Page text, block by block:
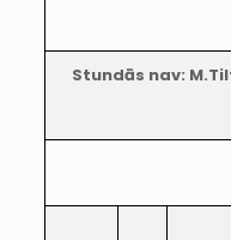
Stundās nav: